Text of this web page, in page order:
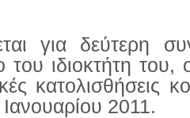
για δεύτερη
του ιδιοκτήτη του,
κατολισθήσεις
Ιανουαρίου 2011.